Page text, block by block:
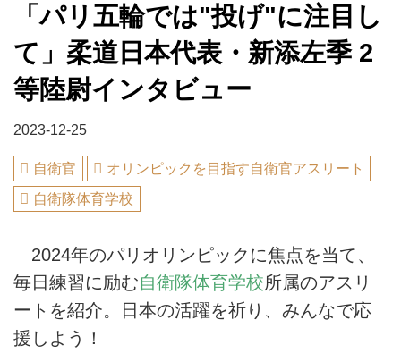
「パリ五輪では"投げ"に注目し
て」柔道日本代表・新添左季 2
等陸尉インタビュー
2023-12-25
自衛官
オリンピックを目指す自衛官アスリート
自衛隊体育学校
2024年のパリオリンピックに焦点を当て、
毎日練習に励む自衛隊体育学校所属のアスリ
ートを紹介。日本の活躍を祈り、みんなで応
援しよう！